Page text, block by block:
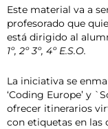
Este material va a
profesorado que
está dirigido al
1º, 2º 3º, 4º E.S.O.
La iniciativa se
‘Coding Europe’ y
ofrecer itinerarios
con etiquetas en las